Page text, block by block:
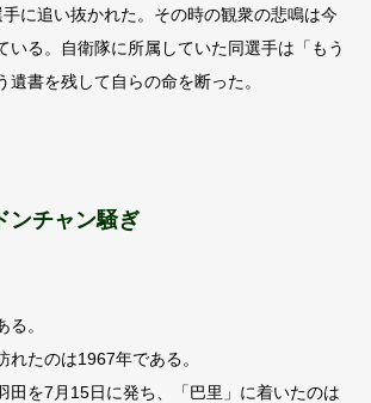
に追い抜かれた。その時の観衆の悲鳴は今
いる。自衛隊に所属していた同選手は「もう
遺書を残して自らの命を断った。
ンチャン騒ぎ
。
れたのは1967年である。
田を7月15日に発ち、「巴里」に着いたのは